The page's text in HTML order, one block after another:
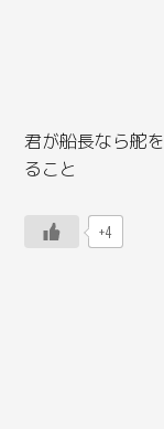
君が船長なら舵
ること
+4